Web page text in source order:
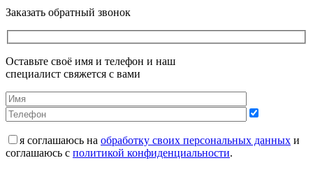
Заказать обратный звонок
Оставьте своё имя и телефон и наш
специалист свяжется с вами
я соглашаюсь на обработку своих персональных данных и
соглашаюсь с политикой конфиденциальности.